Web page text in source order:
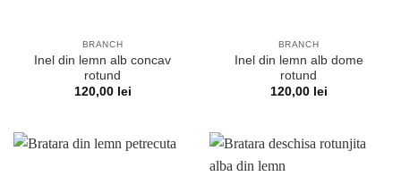
BRANCH
Inel din lemn alb concav
rotund
120,00 lei
BRANCH
Inel din lemn alb dome
rotund
120,00 lei